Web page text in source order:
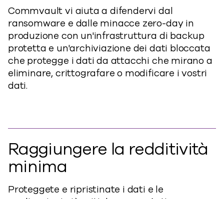
Commvault vi aiuta a difendervi dal
ransomware e dalle minacce zero-day in
produzione con un'infrastruttura di backup
protetta e un'archiviazione dei dati bloccata
che protegge i dati da attacchi che mirano a
eliminare, crittografare o modificare i vostri
dati.
Raggiungere la redditività
minima
Proteggete e ripristinate i dati e le